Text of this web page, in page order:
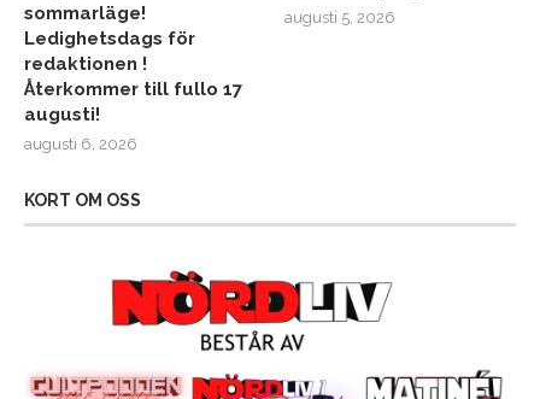
sommarläge!
Ledighetsdags för
redaktionen !
Återkommer till fullo 17
augusti!
augusti 6, 2026
augusti 5, 2026
KORT OM OSS